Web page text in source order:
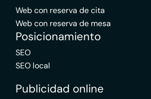
Web con reserva de cita
Web con reserva de mesa
Posicionamiento
SEO
SEO local
Publicidad online